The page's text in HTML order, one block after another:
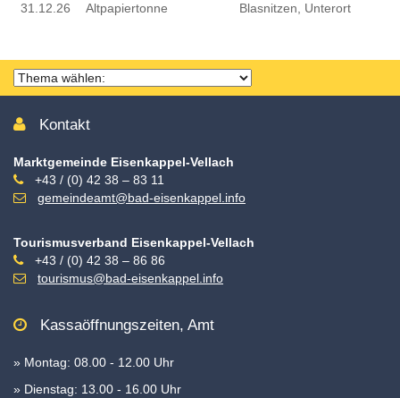
31.12.26
Altpapiertonne
Blasnitzen, Unterort
Thema
wählen
Kontakt
Marktgemeinde Eisenkappel-Vellach
+43 / (0) 42 38 – 83 11
gemeindeamt@bad-eisenkappel.info
Tourismusverband Eisenkappel-Vellach
+43 / (0) 42 38 – 86 86
tourismus@bad-eisenkappel.info
Kassaöffnungszeiten, Amt
» Montag: 08.00 - 12.00 Uhr
» Dienstag: 13.00 - 16.00 Uhr